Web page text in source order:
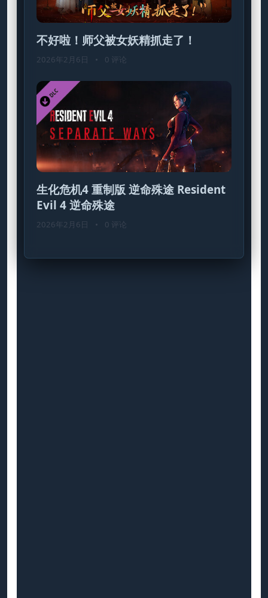
不好啦！师父被女妖精抓走了！
2026年2月6日 • 0 评论
生化危机4 重制版 逆命殊途 Resident
Evil 4 逆命殊途
2026年2月6日 • 0 评论